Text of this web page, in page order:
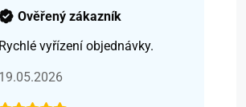
Ověřený zákazník
Rychlé vyřízení objednávky.
19.05.2026